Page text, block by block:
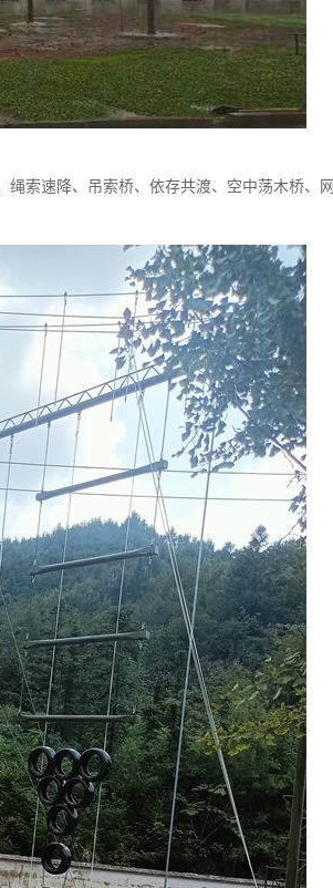
索速降、吊索桥、依存共渡、空中荡木桥、网